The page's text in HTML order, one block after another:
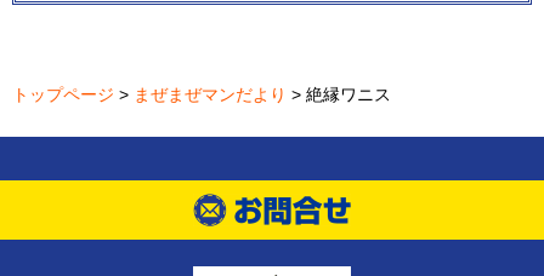
トップページ > まぜまぜマンだより > 絶縁ワニス